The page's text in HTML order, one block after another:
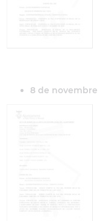
8 de novembre